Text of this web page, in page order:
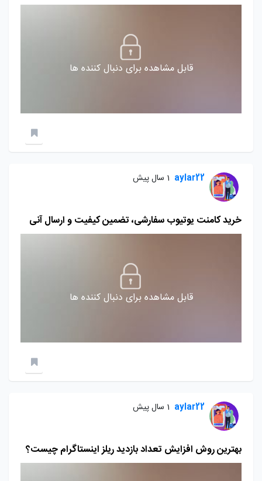
قابل مشاهده برای دنبال کننده ها
aylar22 1 سال پیش
خرید کامنت یوتیوب سفارشی، تضمین کیفیت و ارسال آنی
قابل مشاهده برای دنبال کننده ها
aylar22 1 سال پیش
بهترین روش افزایش تعداد بازدید ریلز اینستاگرام چیست؟